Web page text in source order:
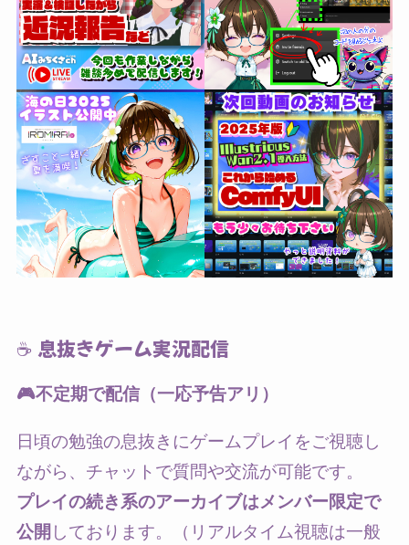
☕ 息抜きゲーム実況配信
🎮不定期で配信（一応予告アリ）
日頃の勉強の息抜きにゲームプレイをご視聴し
ながら、チャットで質問や交流が可能です。
プレイの続き系のアーカイブはメンバー限定で
公開 しております。（リアルタイム視聴は一般